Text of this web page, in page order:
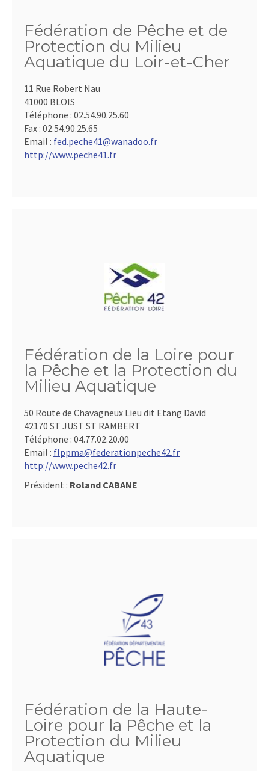
Fédération de Pêche et de
Protection du Milieu
Aquatique du Loir-et-Cher
11 Rue Robert Nau
41000 BLOIS
Téléphone : 02.54.90.25.60
Fax : 02.54.90.25.65
Email : fed.peche41@wanadoo.fr
http://www.peche41.fr
Fédération de la Loire pour
la Pêche et la Protection du
Milieu Aquatique
50 Route de Chavagneux Lieu dit Etang David
42170 ST JUST ST RAMBERT
Téléphone : 04.77.02.20.00
Email : flppma@federationpeche42.fr
http://www.peche42.fr
Président : Roland CABANE
Fédération de la Haute-
Loire pour la Pêche et la
Protection du Milieu
Aquatique